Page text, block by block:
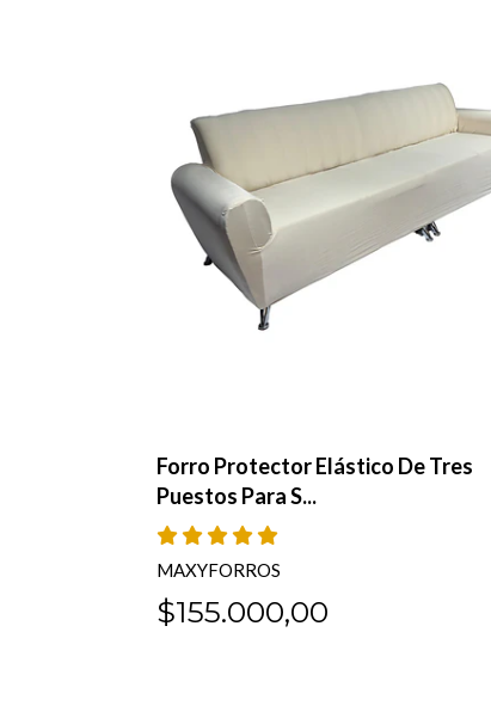
Forro Protector Elástico De Tres
Puestos Para S...
MAXYFORROS
$155.000,00